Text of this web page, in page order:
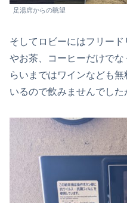
足湯席からの眺望
そしてロビーにはフリー
やお茶、コーヒーだけでな
らいまではワインなども
いるので飲みませんでした